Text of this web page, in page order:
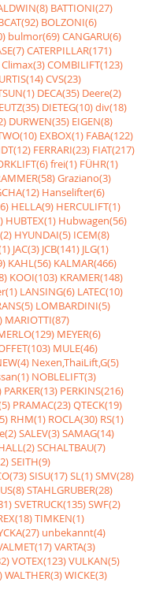
BATTIONI(27)
BOLZONI(6)
bulmor(69)CANGARU(6)
CATERPILLAR(171)
Climax(3)COMBILIFT(123)
CVS(23)
DECA(35) Deere(2)
DIETEG(10)div(18)
DURWEN(35) EIGEN(8)
EXBOX(1) FABA(122)
FERRARI(23) FIAT(217)
frei(1) FÜHR(1)
Graziano(3)
Hanselifter(6)
HELLA(9) HERCULIFT(1)
HUBTEX(1) Hubwagen(56)
HYUNDAI(5) ICEM(8)
JAC(3) JCB(141) JLG(1)
KAHL(56) KALMAR(466)
KOOI(103) KRAMER(148)
LANSING(6) LATEC(10)
LOMBARDINI(5)
MARIOTTI(87)
MEYER(6)
MULE(46)
Nexen,ThaiLift,G(5)
NOBLELIFT(3)
PARKER(13) PERKINS(216)
PRAMAC(23)QTECK(19)
RHM(1) ROCLA(30) RS(1)
SALEV(3)SAMAG(14)
SCHALTBAU(7)
SEITH(9)
SISU(17)SL(1)SMV(28)
STAHLGRUBER(28)
SVETRUCK(135)SWF(2)
TIMKEN(1)
unbekannt(4)
VARTA(3)
VOTEX(123)VULKAN(5)
WALTHER(3)WICKE(3)